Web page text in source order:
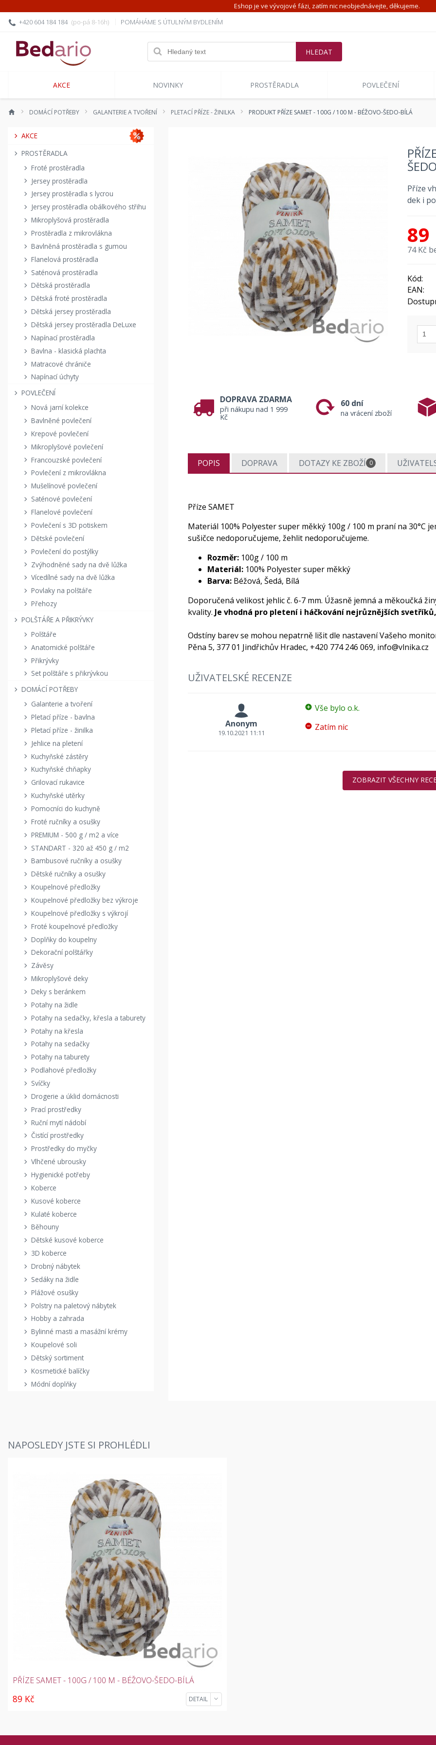
Eshop je ve vývojové fázi, zatím nic neobjednávejte, děkujeme.
+420 604 184 184 (po-pá 8-16h) POMÁHÁME S ÚTULNÝM BYDLENÍM
AKCE NOVINKY PROSTĚRADLA POVLEČENÍ
DOMÁCÍ POTŘEBY GALANTERIE A TVOŘENÍ PLETACÍ PŘÍZE - ŽINILKA PRODUKT PŘÍZE SAMET - 100G / 100 M - BÉŽOVO-ŠEDO-BÍLÁ
AKCE
PROSTĚRADLA
Froté prostěradla
Jersey prostěradla
Jersey prostěradla s lycrou
Jersey prostěradla obálkového střihu
Mikroplyšová prostěradla
Prostěradla z mikrovlákna
Bavlněná prostěradla s gumou
Flanelová prostěradla
Saténová prostěradla
Dětská prostěradla
Dětská froté prostěradla
Dětská jersey prostěradla
Dětská jersey prostěradla DeLuxe
Napínací prostěradla
Bavlna - klasická plachta
Matracové chrániče
Napínací úchyty
POVLEČENÍ
Nová jarní kolekce
Bavlněné povlečení
Krepové povlečení
Mikroplyšové povlečení
Francouzské povlečení
Povlečení z mikrovlákna
Mušelínové povlečení
Saténové povlečení
Flanelové povlečení
Povlečení s 3D potiskem
Dětské povlečení
Povlečení do postýlky
Zvýhodněné sady na dvě lůžka
Vícedílné sady na dvě lůžka
Povlaky na polštáře
Přehozy
POLŠTÁŘE A PŘIKRÝVKY
Polštáře
Anatomické polštáře
Přikrývky
Set polštáře s přikrývkou
DOMÁCÍ POTŘEBY
Galanterie a tvoření
Pletací příze - bavlna
Pletací příze - žinilka
Jehlice na pletení
Kuchyňské zástěry
Kuchyňské chňapky
Grilovací rukavice
Kuchyňské utěrky
Pomocníci do kuchyně
Froté ručníky a osušky
PREMIUM - 500 g / m2 a více
STANDART - 320 až 450 g / m2
Bambusové ručníky a osušky
Dětské ručníky a osušky
Koupelnové předložky
Koupelnové předložky bez výkroje
Koupelnové předložky s výkrojí
Froté koupelnové předložky
Doplňky do koupelny
Dekorační polštářky
Závěsy
Mikroplyšové deky
Deky s beránkem
Potahy na židle
Potahy na sedačky, křesla a taburety
Potahy na křesla
Potahy na sedačky
Potahy na taburety
Podlahové předložky
Svíčky
Drogerie a úklid domácnosti
Prací prostředky
Ruční mytí nádobí
Čistící prostředky
Prostředky do myčky
Vlhčené ubrousky
Hygienické potřeby
Koberce
Kusové koberce
Kulaté koberce
Běhouny
Dětské kusové koberce
3D koberce
Drobný nábytek
Sedáky na židle
Plážové osušky
Polstry na paletový nábytek
Hobby a zahrada
Bylinné masti a masážní krémy
Koupelové soli
Dětský sortiment
Kosmetické balíčky
Módní doplňky
Příze
dek i
89
74 Kč
Kód:
EAN:
DOPRAVA ZDARMA
při nákupu nad 1 999
Kč
60 dní
na vrácení zboží
POPIS DOPRAVA DOTAZY KE ZBOŽÍ 0
Příze SAMET
Materiál 100% Polyester super měkký 100g / 100 m praní na 30°C
sušičce nedoporučujeme, žehlit nedoporučujeme.
Rozměr: 100g / 100 m
Materiál: 100% Polyester super měkký
Barva: Béžová, Šedá, Bílá
Doporučená velikost jehlic č. 6-7 mm. Úžasně jemná a měkoučká
kvality. Je vhodná pro pletení i háčkování nejrůznějších
Odstíny barev se mohou nepatrně lišit dle nastavení Vašeho
Pěna 5, 377 01 Jindřichův Hradec, +420 774 246 069, info@vlnika.cz
UŽIVATELSKÉ RECENZE
Anonym
19.10.2021 11:11
Vše bylo o.k.
Zatím nic
ZOBRAZIT VŠECHNY
NAPOSLEDY JSTE SI PROHLÉDLI
PŘÍZE SAMET - 100G / 100 M - BÉŽOVO-ŠEDO-BÍLÁ
89 Kč DETAIL